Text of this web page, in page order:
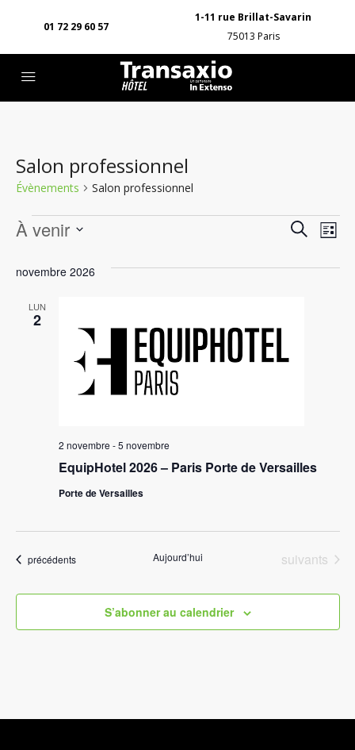
01 72 29 60 57
1-11 rue Brillat-Savarin
75013 Paris
Salon professionnel
Évènements Salon professionnel
et
vues
Recherche
Liste
À venir
une
novembre 2026
LUN
2
EquipHotel 2026 – Paris Porte de Versailles
2 novembre -5 novembre
Porte de Versailles
Évènements
précédents Aujourd’hui Évènements
suivants
S’abonner au calendrier